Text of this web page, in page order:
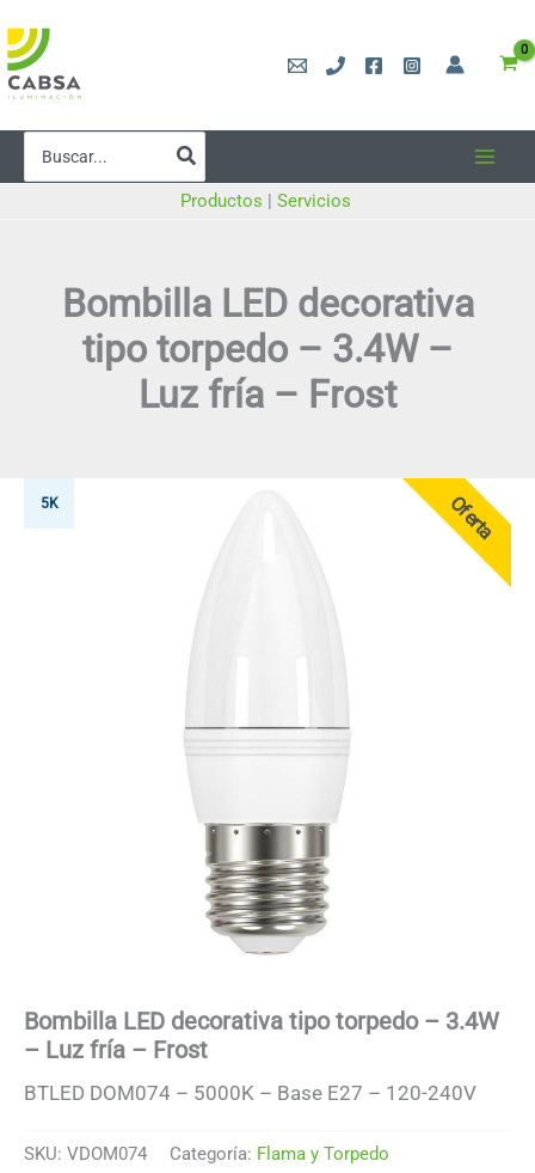
al
contenido
por:
Productos | Servicios
Bombilla LED decorativa
tipo torpedo – 3.4W –
Luz fría – Frost
5K Oferta
Bombilla LED decorativa tipo torpedo – 3.4W
– Luz fría – Frost
BTLED DOM074 – 5000K – Base E27 – 120-240V
SKU: VDOM074 Categoría: Flama y Torpedo